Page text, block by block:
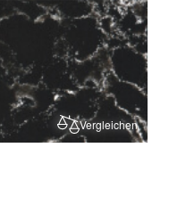
Vergleichen